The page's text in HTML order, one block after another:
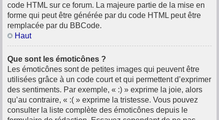
code HTML sur ce forum. La majeure partie de la mise en
forme qui peut être générée par du code HTML peut être
remplacée par du BBCode.
Haut
Que sont les émoticônes ?
Les émoticônes sont de petites images qui peuvent être
utilisées grâce à un code court et qui permettent d’exprimer
des sentiments. Par exemple, « :) » exprime la joie, alors
qu’au contraire, « :( » exprime la tristesse. Vous pouvez
consulter la liste complète des émoticônes depuis le